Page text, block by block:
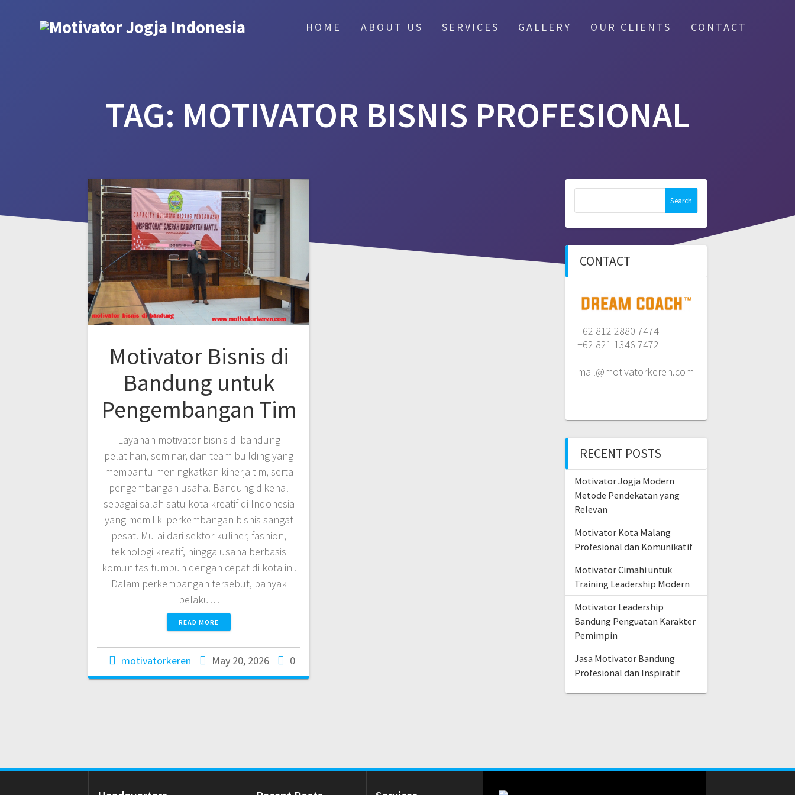
HOME ABOUT US SERVICES GALLERY OUR CLIENTS CONTACT
TAG: MOTIVATOR BISNIS PROFESIONAL
Motivator Bisnis di
Bandung untuk
Pengembangan Tim
Layanan motivator bisnis di bandung
pelatihan, seminar, dan team building yang
membantu meningkatkan kinerja tim, serta
pengembangan usaha. Bandung dikenal
sebagai salah satu kota kreatif di Indonesia
yang memiliki perkembangan bisnis sangat
pesat. Mulai dari sektor kuliner, fashion,
teknologi kreatif, hingga usaha berbasis
komunitas tumbuh dengan cepat di kota ini.
Dalam perkembangan tersebut, banyak
pelaku…
READ MORE
motivatorkeren May 20, 2026 0
CONTACT
+62 812 2880 7474
+62 821 1346 7472
mail@motivatorkeren.com
RECENT POSTS
Motivator Jogja Modern
Metode Pendekatan yang
Relevan
Motivator Kota Malang
Profesional dan Komunikatif
Motivator Cimahi untuk
Training Leadership Modern
Motivator Leadership
Bandung Penguatan Karakter
Pemimpin
Jasa Motivator Bandung
Profesional dan Inspiratif